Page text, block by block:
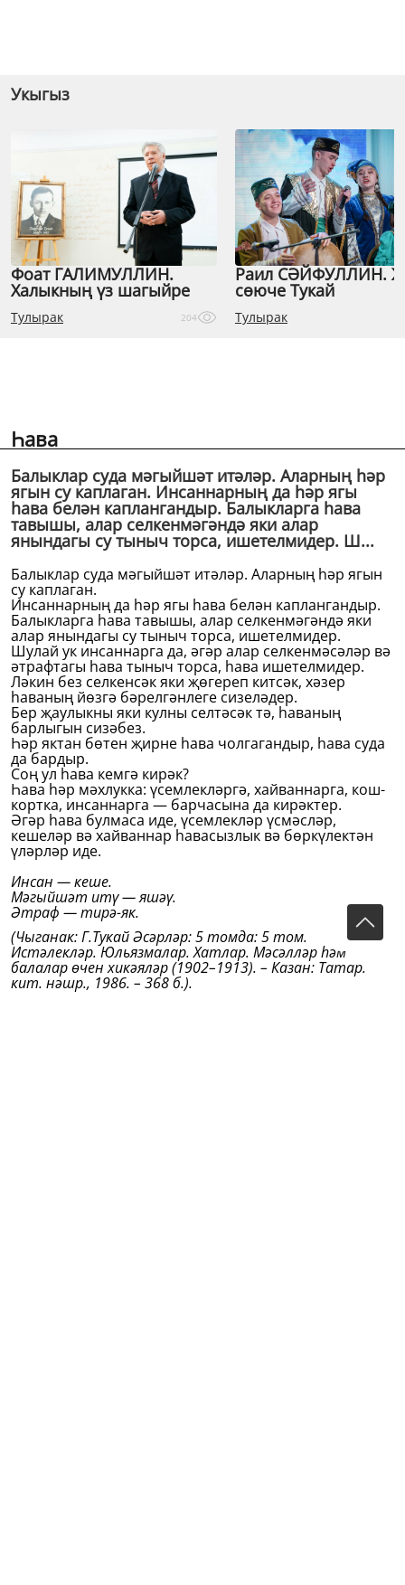
Укыгыз
Фоат ГАЛИМУЛЛИН.
Халыкның үз шагыйре
Тулырак 204
Раил СӘЙФУЛЛИН.
сөюче Тукай
Тулырак
Һава
Балыклар суда мәгыйшәт итәләр. Аларның һәр
ягын су каплаган. Инсаннарның да һәр ягы
һава белән каплангандыр. Балыкларга һава
тавышы, алар селкенмәгәндә яки алар
янындагы су тыныч торса, ишетелмидер. Ш...
Балыклар суда мәгыйшәт итәләр. Аларның һәр ягын
су каплаган.
Инсаннарның да һәр ягы һава белән каплангандыр.
Балыкларга һава тавышы, алар селкенмәгәндә яки
алар янындагы су тыныч торса, ишетелмидер.
Шулай ук инсаннарга да, әгәр алар селкенмәсәләр вә
әтрафтагы һава тыныч торса, һава ишетелмидер.
Ләкин без селкенсәк яки җөгереп китсәк, хәзер
һаваның йөзгә бәрелгәнлеге сизеләдер.
Бер җаулыкны яки кулны селтәсәк тә, һаваның
барлыгын сизәбез.
Һәр яктан бөтен җирне һава чолгагандыр, һава суда
да бардыр.
Соң ул һава кемгә кирәк?
Һава һәр мәхлукка: үсемлекләргә, хайваннарга, кош-
кортка, инсаннарга — барчасына да кирәктер.
Әгәр һава булмаса иде, үсемлекләр үсмәсләр,
кешеләр вә хайваннар һавасызлык вә бөркүлектән
үләрләр иде.
Инсан — кеше.
Мәгыйшәт итү — яшәү.
Әтраф — тирә-як.
(Чыганак: Г.Тукай Әсәрләр: 5 томда: 5 том.
Истәлекләр. Юльязмалар. Хатлар. Мәсәлләр һәм
балалар өчен хикәяләр (1902–1913). – Казан: Татар.
кит. нәшр., 1986. – 368 б.).